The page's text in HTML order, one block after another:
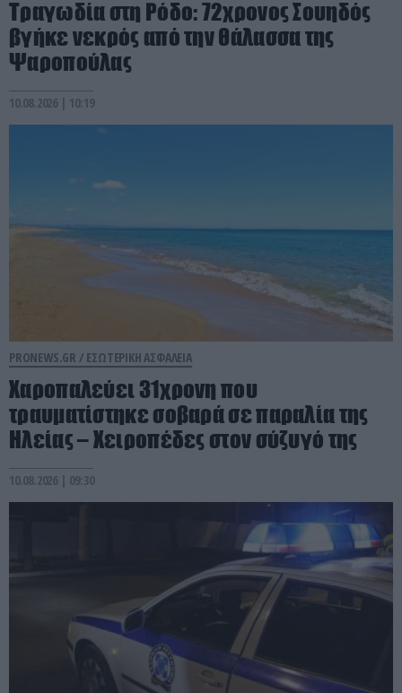
Τραγωδία στη Ρόδο: 72χρονος Σουηδός
βγήκε νεκρός από την θάλασσα της
Ψαροπούλας
10.08.2026 | 10:19
PRONEWS.GR / ΕΣΩΤΕΡΙΚΗ ΑΣΦΑΛΕΙΑ
Χαροπαλεύει 31χρονη που
τραυματίστηκε σοβαρά σε παραλία της
Ηλείας – Χειροπέδες στον σύζυγό της
10.08.2026 | 09:30